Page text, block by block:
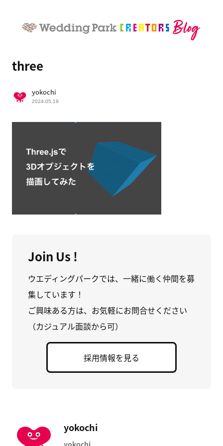
three
yokochi
2024.05.19
Join Us !
ウエディングパークでは、一緒に働く仲間を募
集しています！
ご興味ある方は、お気軽にお問合せください
（カジュアル面談から可）
採用情報を見る
yokochi